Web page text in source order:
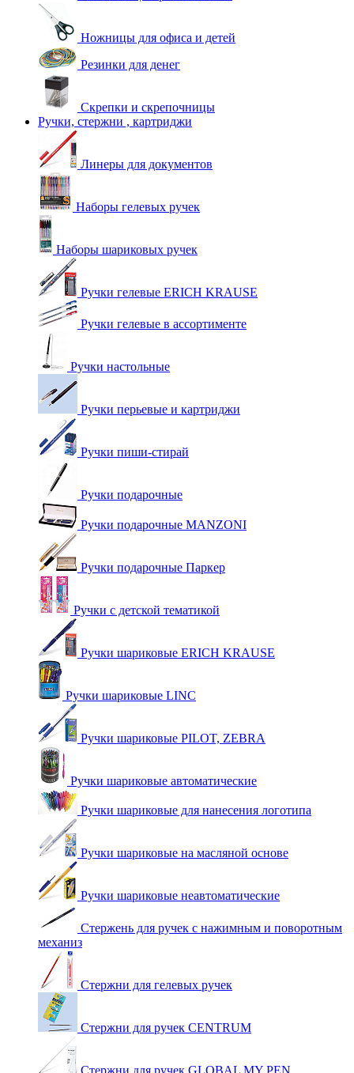
Ножницы для офиса и детей
Резинки для денег
Скрепки и скрепочницы
Ручки, стержни , картриджи
Линеры для документов
Наборы гелевых ручек
Наборы шариковых ручек
Ручки гелевые ERICH KRAUSE
Ручки гелевые в ассортименте
Ручки настольные
Ручки перьевые и картриджи
Ручки пиши-стирай
Ручки подарочные
Ручки подарочные MANZONI
Ручки подарочные Паркер
Ручки с детской тематикой
Ручки шариковые ERICH KRAUSE
Ручки шариковые LINC
Ручки шариковые PILOT, ZEBRA
Ручки шариковые автоматические
Ручки шариковые для нанесения логотипа
Ручки шариковые на масляной основе
Ручки шариковые неавтоматические
Стержень для ручек с нажимным и поворотным
механиз
Стержни для гелевых ручек
Стержни для ручек CENTRUM
Стержни для ручек GLOBAL MY PEN